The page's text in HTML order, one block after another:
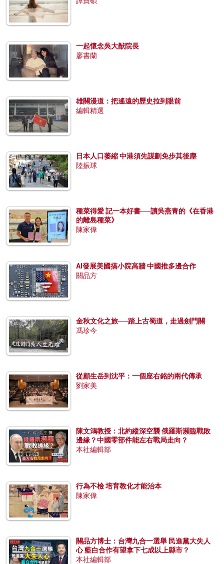
一起懷念吳大猷院長
廖書蘭
雄關漫道：把遙遠的歷史拉到眼前
編輯精選
日本人口萎縮 中港須先謀劃免步其後塵
陸振球
種菜得愛 記一本好書──讀吳燕青的《在香港
的離島種菜》
陳家偉
AI發展美國搞小院高牆 中國推多邊合作
關品方
金秋文化之旅──踏上古蜀道，走過劍門關
馮珍今
從顧生岳到沈平：一個座右銘的兩代傳承
劉家美
陳文鴻教授：北約縱深空襲 俄羅斯瀕臨戰敗
邊緣？中國零部件能左右戰局走向？
本社編輯部
行為不檢 培育教化才能治本
陳家偉
關品方博士：台灣九合一選舉 民進黨大失人
心 藍白合作有望拿下七成以上縣市？
本社編輯部